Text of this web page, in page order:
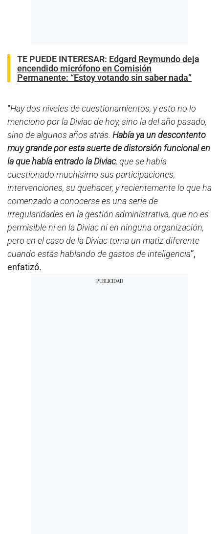
TE PUEDE INTERESAR: Edgard Reymundo deja
encendido micrófono en Comisión
Permanente: “Estoy votando sin saber nada”
“Hay dos niveles de cuestionamientos, y esto no lo
menciono por la Diviac de hoy, sino la del año pasado,
sino de algunos años atrás. Había ya un descontento
muy grande por esta suerte de distorsión funcional en
la que había entrado la Diviac, que se había
cuestionado muchísimo sus participaciones,
intervenciones, su quehacer, y recientemente lo que ha
comenzado a conocerse es una serie de
irregularidades en la gestión administrativa, que no es
permisible ni en la Diviac ni en ninguna organización,
pero en el caso de la Diviac toma un matiz diferente
cuando estás hablando de gastos de inteligencia”,
enfatizó.